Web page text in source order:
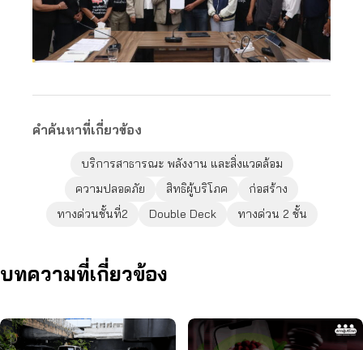
คำค้นหาที่เกี่ยวข้อง
บริการสาธารณะ พลังงาน และสิ่งแวดล้อม
ความปลอดภัย
สิทธิผู้บริโภค
ก่อสร้าง
ทางด่วนชั้นที่2
Double Deck ทางด่วน 2 ชั้น
บทความที่เกี่ยวข้อง